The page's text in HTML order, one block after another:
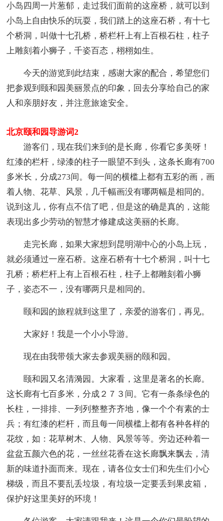
小岛四周一片葱郁，走过我们面前的这座桥，就可以到
小岛上自由快乐的玩耍，我们踏上的这座石桥，有十七
个桥洞，叫做十七孔桥，桥栏杆上有上百根石柱，柱子
上雕刻着小狮子，千姿百态，栩栩如生。
今天的游览到此结束，感谢大家的配合，希望您们
把参观到颐和园美丽景点的印象，回去分享给自己的家
人和亲朋好友，并注意旅途安全。
北京颐和园导游词2
游客们，现在我们来到的是长廊，你看它多美呀！
红漆的栏杆，绿漆的柱子一眼望不到头，这条长廊有700
多米长，分成273间。每一间的横槛上都有五彩的画，画
着人物、花草、风景，几千幅画没有哪两幅是相同的。
说到这儿，你有点不信了吧，但是这的确是真的，这能
表现出多少劳动的智慧才修建成这美丽的长廊。
走完长廊，如果大家想到昆明湖中心的小岛上玩，
就必须通过一座石桥。这座石桥有十七个桥洞，叫十七
孔桥；桥栏杆上有上百根石柱，柱子上都雕刻着小狮
子，姿态不一，没有哪两只是相同的。
颐和园的旅程就到这里了，亲爱的游客们，再见。
大家好！我是一个小小导游。
现在由我带领大家去参观美丽的颐和园。
颐和园又名清漪园。大家看，这里是著名的长廊。
这长廊有七百多米，分成２７３间。它有一条条绿色的
长柱，一排排、一列列整整齐齐地，像一个个有素的士
兵；有红漆的栏杆，而且每一间横槛上都有各种各样的
花纹，如：花草树木、人物、风景等等。旁边还种着一
盆盆五颜六色的花，一丝丝花香在这长廊飘来飘去，清
新的味道扑面而来。现在，请各位女士们和先生们小心
梯级，而且不要乱丢垃圾，有垃圾一定要丢到果皮箱，
保护好这里美好的环境！